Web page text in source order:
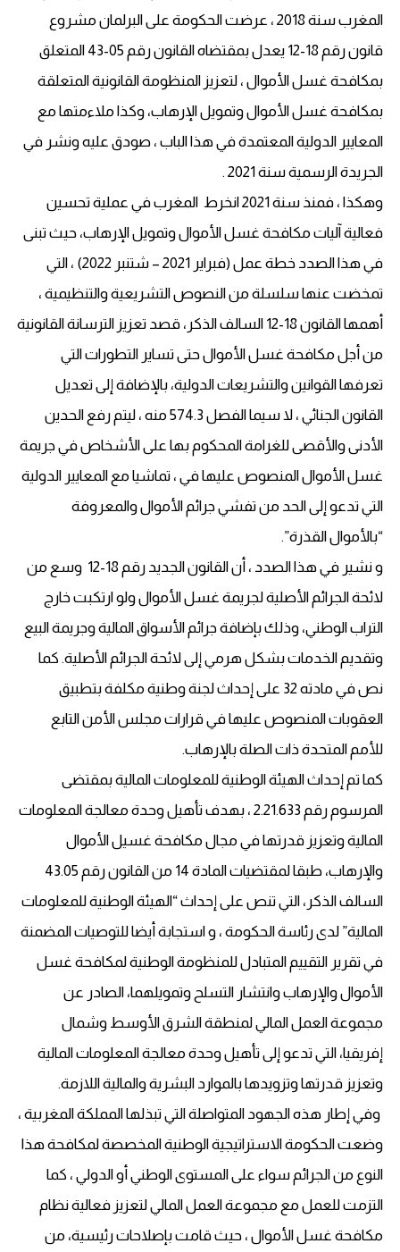
المغرب سنة 2018 ، عرضت الحكومة على البرلمان مشروع
قانون رقم 18-12 يعدل بمقتضاه القانون رقم 05-43 المتعلق
بمكافحة غسل الأموال ، لتعزيز المنظومة القانونية المتعلقة
بمكافحة غسل الأموال وتمويل الإرهاب، وكذا ملاءمتها مع
المعايير الدولية المعتمدة في هذا الباب ، صودق عليه ونشر في
الجريدة الرسمية سنة 2021 .
وهكذا ، فمنذ سنة 2021 انخرط المغرب في عملية تحسين
فعالية آليات مكافحة غسل الأموال وتمويل الإرهاب، حيث تبنى
في هذا الصدد خطة عمل (فبراير 2021 – شتنبر 2022) ، التي
تمخضت عنها سلسلة من النصوص التشريعية والتنظيمية ،
أهمها القانون 18-12 السالف الذكر، قصد تعزيز الترسانة القانونية
من أجل مكافحة غسل الأموال حتى تساير التطورات التي
تعرفها القوانين والتشريعات الدولية، بالإضافة إلى تعديل
القانون الجنائي ، لا سيما الفصل 574.3 منه ، ليتم رفع الحدين
الأدنى والأقصى للغرامة المحكوم بها على الأشخاص في جريمة
غسل الأموال المنصوص عليها في ، تماشيا مع المعايير الدولية
التي تدعو إلى الحد من تفشي جرائم الأموال والمعروفة
“بالأموال القذرة”.
و نشير في هذا الصدد ، أن القانون الجديد رقم 18-12 وسع من
لائحة الجرائم الأصلية لجريمة غسل الأموال ولو ارتكبت خارج
التراب الوطني، وذلك بإضافة جرائم الأسواق المالية وجريمة البيع
وتقديم الخدمات بشكل هرمي إلى لائحة الجرائم الأصلية. كما
نص في مادته 32 على إحداث لجنة وطنية مكلفة بتطبيق
العقوبات المنصوص عليها في قرارات مجلس الأمن التابع
للأمم المتحدة ذات الصلة بالإرهاب.
كما تم إحداث الهيئة الوطنية للمعلومات المالية بمقتضى
المرسوم رقم 2.21.633 ، بهدف تأهيل وحدة معالجة المعلومات
المالية وتعزيز قدرتها في مجال مكافحة غسيل الأموال
والإرهاب، طبقا لمقتضيات المادة 14 من القانون رقم 43.05
السالف الذكر، التي تنص على إحداث “الهيئة الوطنية للمعلومات
المالية” لدى رئاسة الحكومة ، و استجابة أيضا للتوصيات المضمنة
في تقرير التقييم المتبادل للمنظومة الوطنية لمكافحة غسل
الأموال والإرهاب وانتشار التسلح وتمويلهما، الصادر عن
مجموعة العمل المالي لمنطقة الشرق الأوسط وشمال
إفريقيا، التي تدعو إلى تأهيل وحدة معالجة المعلومات المالية
وتعزيز قدرتها وتزويدها بالموارد البشرية والمالية اللازمة.
وفي إطار هذه الجهود المتواصلة التي تبذلها المملكة المغربية ،
وضعت الحكومة الاستراتيجية الوطنية المخصصة لمكافحة هذا
النوع من الجرائم سواء على المستوى الوطني أو الدولي ، كما
التزمت للعمل مع مجموعة العمل المالي لتعزيز فعالية نظام
مكافحة غسل الأموال ، حيث قامت بإصلاحات رئيسية، من